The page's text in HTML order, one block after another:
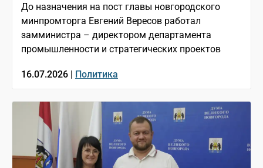
До назначения на пост главы новгородского
минпромторга Евгений Вересов работал
замминистра – директором департамента
промышленности и стратегических проектов
16.07.2026 | Политика